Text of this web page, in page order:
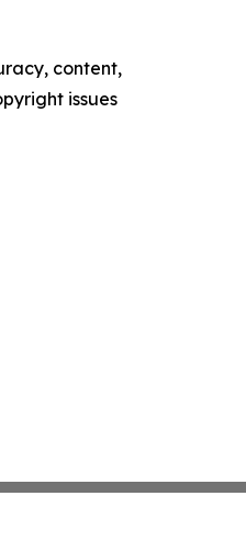
content,
issues